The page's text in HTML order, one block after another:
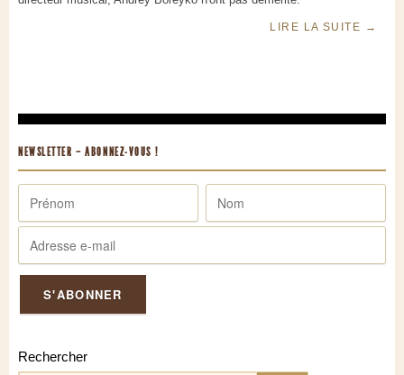
LIRE LA SUITE →
NEWSLETTER – ABONNEZ-VOUS !
Rechercher